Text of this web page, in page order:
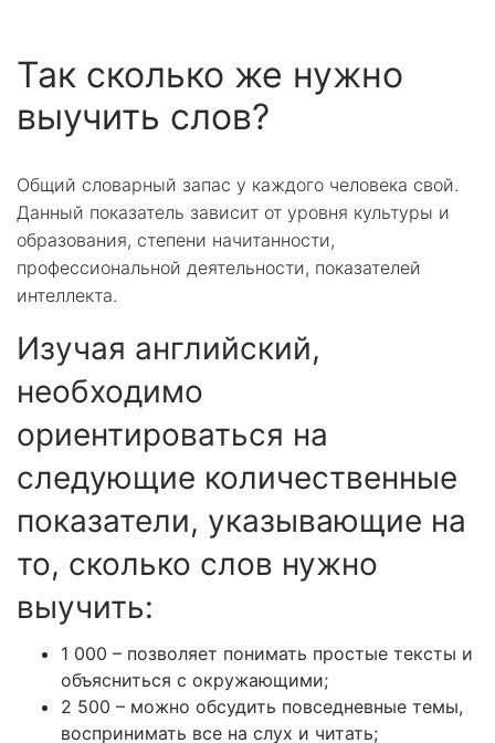
Так сколько же нужно
выучить слов?
Общий словарный запас у каждого человека свой.
Данный показатель зависит от уровня культуры и
образования, степени начитанности,
профессиональной деятельности, показателей
интеллекта.
Изучая английский,
необходимо
ориентироваться на
следующие количественные
показатели, указывающие на
то, сколько слов нужно
выучить:
1 000 – позволяет понимать простые тексты и
объясниться с окружающими;
2 500 – можно обсудить повседневные темы,
воспринимать все на слух и читать;